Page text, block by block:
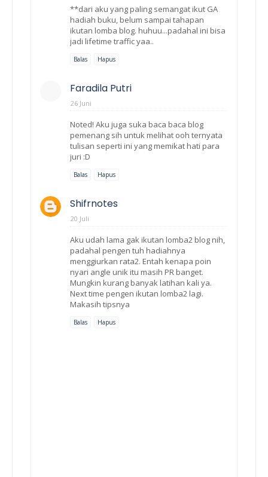
**dari aku yang paling semangat ikut GA
hadiah buku, belum sampai tahapan
ikutan lomba blog. huhuu...padahal ini bisa
jadi lifetime traffic yaa..
Balas Hapus
Faradila Putri
26 Juni
Noted! Aku juga suka baca baca blog
pemenang sih untuk melihat ooh ternyata
tulisan seperti ini yang memikat hati para
juri :D
Balas Hapus
Shifrnotes
20 Juli
Aku udah lama gak ikutan lomba2 blog nih,
padahal pengen tuh hadiahnya
menggiurkan rata2. Entah kenapa poin
nyari angle unik itu masih PR banget.
Mungkin kurang banyak latihan kali ya.
Next time pengen ikutan lomba2 lagi.
Makasih tipsnya
Balas Hapus